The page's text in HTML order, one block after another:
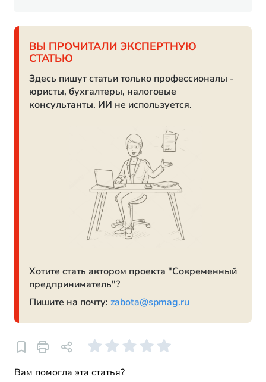
ВЫ ПРОЧИТАЛИ ЭКСПЕРТНУЮ
СТАТЬЮ
Здесь пишут статьи только профессионалы -
юристы, бухгалтеры, налоговые
консультанты. ИИ не используется.
Хотите стать автором проекта "Современный
предприниматель"?
Пишите на почту: zabota@spmag.ru
Вам помогла эта статья?